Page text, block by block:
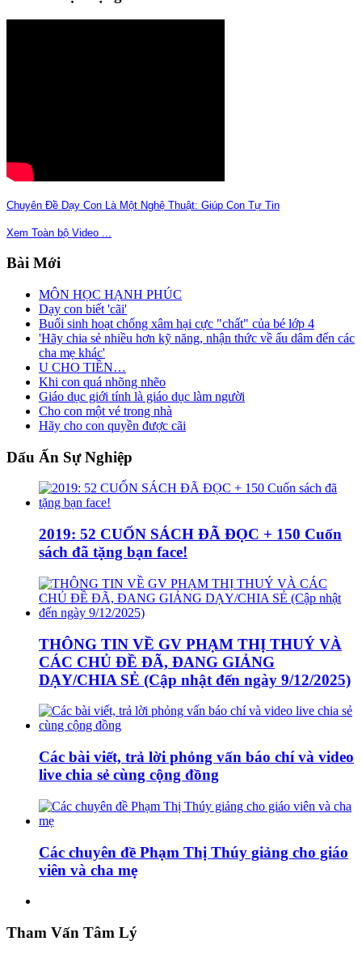
Chuyên Đề Dạy Con Là Một Nghệ Thuật: Giúp Con Tự Tin
Xem Toàn bộ Video ...
Bài Mới
MÔN HỌC HẠNH PHÚC
Dạy con biết 'cãi'
Buổi sinh hoạt chống xâm hại cực "chất" của bé lớp 4
'Hãy chia sẻ nhiều hơn kỹ năng, nhận thức về ấu dâm đến các
cha mẹ khác'
U CHO TIỀN…
Khi con quá nhõng nhẽo
Giáo dục giới tính là giáo dục làm người
Cho con một vé trong nhà
Hãy cho con quyền được cãi
Dấu Ấn Sự Nghiệp
2019: 52 CUỐN SÁCH ĐÃ ĐỌC + 150 Cuốn
sách đã tặng bạn face!
THÔNG TIN VỀ GV PHẠM THỊ THUÝ VÀ
CÁC CHỦ ĐỀ ĐÃ, ĐANG GIẢNG
DẠY/CHIA SẺ (Cập nhật đến ngày 9/12/2025)
Các bài viết, trả lời phỏng vấn báo chí và video
live chia sẻ cùng cộng đồng
Các chuyên đề Phạm Thị Thúy giảng cho giáo
viên và cha mẹ
Tham Vấn Tâm Lý